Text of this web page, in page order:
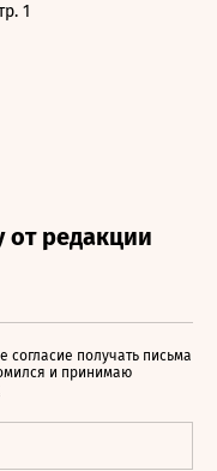
1
получать письма
и принимаю